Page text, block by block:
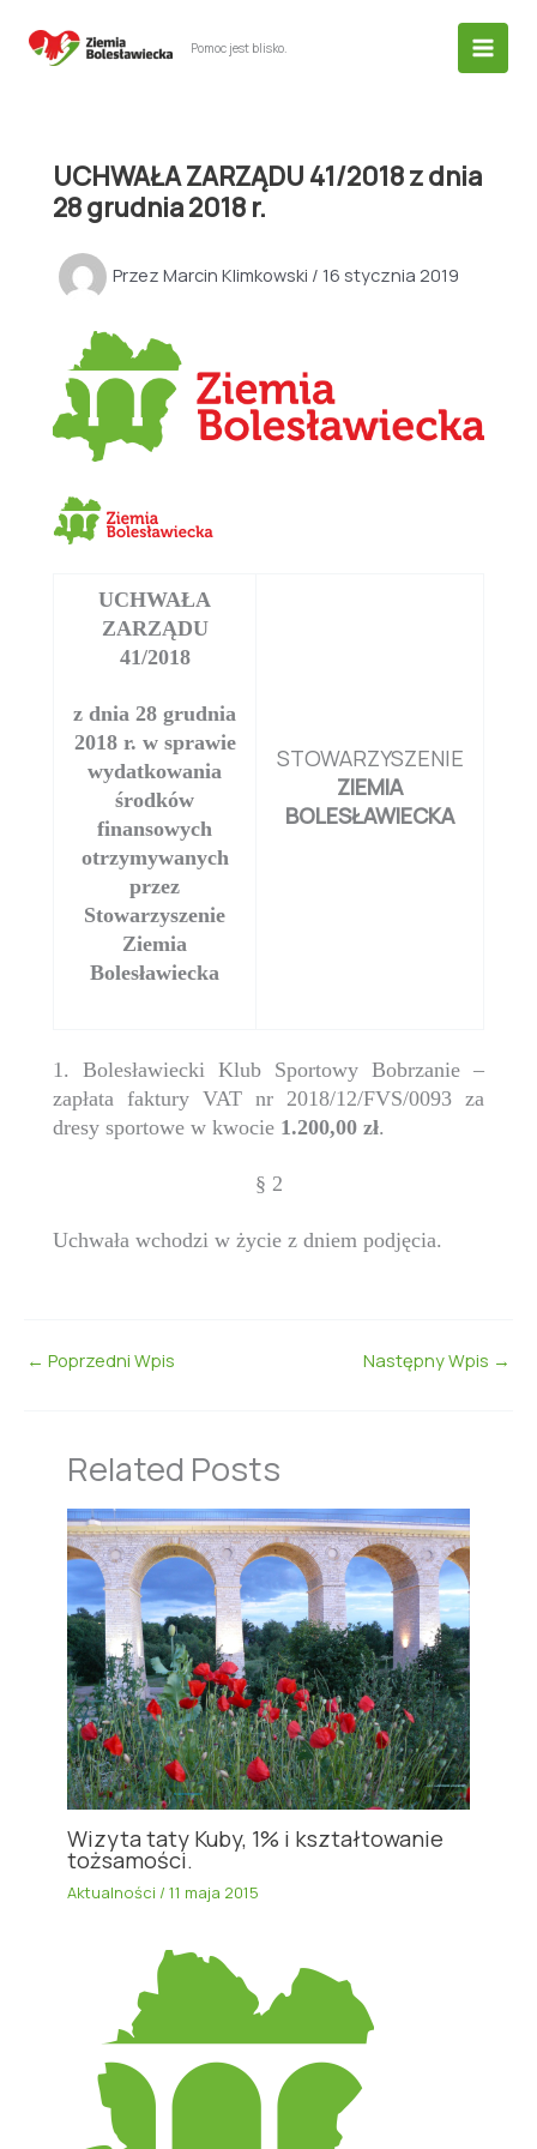
Pomoc jest blisko.
UCHWAŁA ZARZĄDU 41/2018 z dnia
28 grudnia 2018 r.
Przez Marcin Klimkowski / 16 stycznia 2019
UCHWAŁA
ZARZĄDU
41/2018
z dnia 28 grudnia
2018 r. w sprawie
wydatkowania
środków
finansowych
otrzymywanych
przez
Stowarzyszenie
Ziemia
Bolesławiecka
STOWARZYSZENIE
ZIEMIA
BOLESŁAWIECKA
1. Bolesławiecki Klub Sportowy Bobrzanie –
zapłata faktury VAT nr 2018/12/FVS/0093 za
dresy sportowe w kwocie 1.200,00 zł.
§ 2
Uchwała wchodzi w życie z dniem podjęcia.
← Poprzedni Wpis Następny Wpis →
Related Posts
Wizyta taty Kuby, 1% i kształtowanie
tożsamości.
Aktualności /11 maja 2015